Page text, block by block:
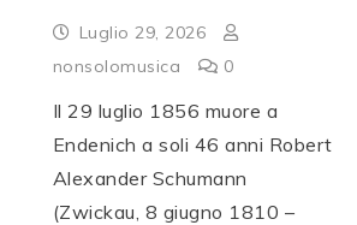
Luglio 29, 2026
nonsolomusica
0
Il 29 luglio 1856 muore a
Endenich a soli 46 anni Robert
Alexander Schumann
(Zwickau, 8 giugno 1810 –